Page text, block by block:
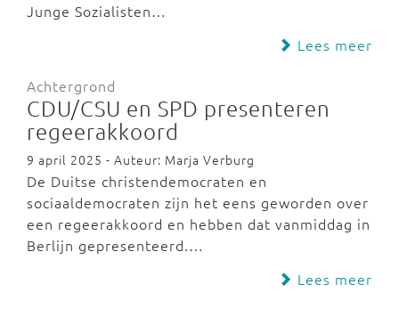
Junge Sozialisten…
Lees meer
Achtergrond
CDU/CSU en SPD presenteren
regeerakkoord
9 april 2025 - Auteur: Marja Verburg
De Duitse christendemocraten en
sociaaldemocraten zijn het eens geworden over
een regeerakkoord en hebben dat vanmiddag in
Berlijn gepresenteerd.…
Lees meer